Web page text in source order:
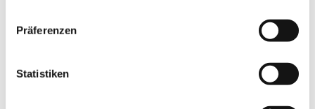
Präferenzen
Statistiken